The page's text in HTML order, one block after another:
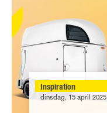
Inspiration
dinsdag, 15 april 2025